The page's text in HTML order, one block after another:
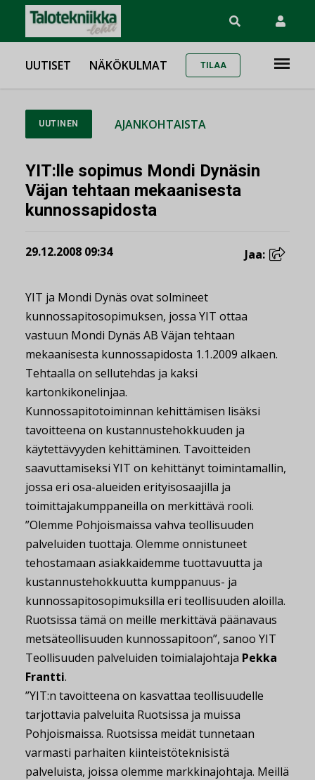
UUTISET NÄKÖKULMAT TILAA
UUTINEN AJANKOHTAISTA
YIT:lle sopimus Mondi Dynäsin
Väjan tehtaan mekaanisesta
kunnossapidosta
29.12.2008 09:34 Jaa:
YIT ja Mondi Dynäs ovat solmineet
kunnossapitosopimuksen, jossa YIT ottaa
vastuun Mondi Dynäs AB Väjan tehtaan
mekaanisesta kunnossapidosta 1.1.2009 alkaen.
Tehtaalla on sellutehdas ja kaksi
kartonkikonelinjaa.
Kunnossapitotoiminnan kehittämisen lisäksi
tavoitteena on kustannustehokkuuden ja
käytettävyyden kehittäminen. Tavoitteiden
saavuttamiseksi YIT on kehittänyt toimintamallin,
jossa eri osa-alueiden erityisosaajilla ja
toimittajakumppaneilla on merkittävä rooli.
”Olemme Pohjoismaissa vahva teollisuuden
palveluiden tuottaja. Olemme onnistuneet
tehostamaan asiakkaidemme tuottavuutta ja
kustannustehokkuutta kumppanuus- ja
kunnossapitosopimuksilla eri teollisuuden aloilla.
Ruotsissa tämä on meille merkittävä päänavaus
metsäteollisuuden kunnossapitoon”, sanoo YIT
Teollisuuden palveluiden toimialajohtaja Pekka
Frantti.
”YIT:n tavoitteena on kasvattaa teollisuudelle
tarjottavia palveluita Ruotsissa ja muissa
Pohjoismaissa. Ruotsissa meidät tunnetaan
varmasti parhaiten kiinteistöteknisistä
palveluista, joissa olemme markkinajohtaja. Meillä